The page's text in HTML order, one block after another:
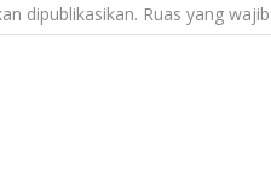
dipublikasikan. Ruas yang